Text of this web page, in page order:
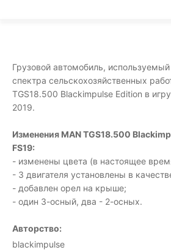
Грузовой автомобиль,
спектра сельскохозяйственных
TGS18.500 Blackimpulse Edition в
2019.
Изменения MAN TGS18.500
FS19:
- изменены цвета (в настоящее
- 3 двигателя установлены в
- добавлен орел на крыше;
- один 3-осный, два - 2-осных.
Авторство:
blackimpulse